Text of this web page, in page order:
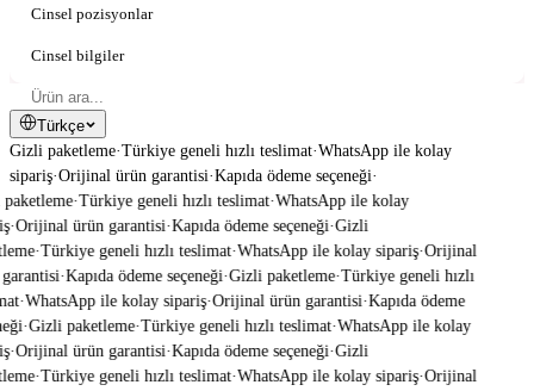
Cinsel pozisyonlar
Cinsel bilgiler
Türkçe
Gizli paketleme·Türkiye geneli hızlı teslimat·WhatsApp ile kolay
sipariş·Orijinal ürün garantisi·Kapıda ödeme seçeneği·
·Türkiye geneli hızlı teslimat·WhatsApp ile kolay
·Orijinal ürün garantisi·Kapıda ödeme seçeneği·Gizli
·Türkiye geneli hızlı teslimat·WhatsApp ile kolay sipariş·Orijinal
·Kapıda ödeme seçeneği·Gizli paketleme·Türkiye geneli hızlı
·WhatsApp ile kolay sipariş·Orijinal ürün garantisi·Kapıda ödeme
·Gizli paketleme·Türkiye geneli hızlı teslimat·WhatsApp ile kolay
·Orijinal ürün garantisi·Kapıda ödeme seçeneği·Gizli
·Türkiye geneli hızlı teslimat·WhatsApp ile kolay sipariş·Orijinal